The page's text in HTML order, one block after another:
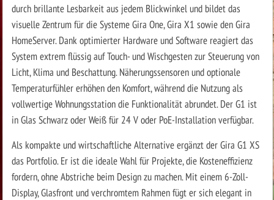
durch brillante Lesbarkeit aus jedem Blickwinkel und bildet das
visuelle Zentrum für die Systeme Gira One, Gira X1 sowie den Gira
HomeServer. Dank optimierter Hardware und Software reagiert das
System extrem flüssig auf Touch- und Wischgesten zur Steuerung von
Licht, Klima und Beschattung. Näherungssensoren und optionale
Temperaturfühler erhöhen den Komfort, während die Nutzung als
vollwertige Wohnungsstation die Funktionalität abrundet. Der G1 ist
in Glas Schwarz oder Weiß für 24 V oder PoE-Installation verfügbar.
Als kompakte und wirtschaftliche Alternative ergänzt der Gira G1 XS
das Portfolio. Er ist die ideale Wahl für Projekte, die Kosteneffizienz
fordern, ohne Abstriche beim Design zu machen. Mit einem 6-Zoll-
Display, Glasfront und verchromtem Rahmen fügt er sich elegant in